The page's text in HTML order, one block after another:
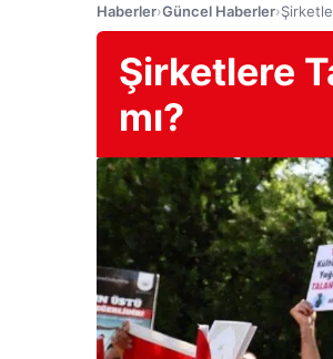
Haberler›Güncel Haberler›
Şirketlere
mı?